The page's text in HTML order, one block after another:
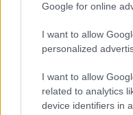
Google for online
I want to allow
personalized
I want to allow
related to analytics
device identifiers in
Ezután részletesen
„A gyár teljesen
megvan, már